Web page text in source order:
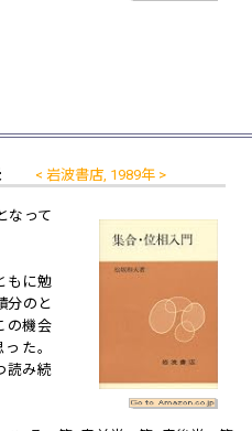
岩波書店, 1989年
なって
もに勉
分のと
の機会
た。
読み続